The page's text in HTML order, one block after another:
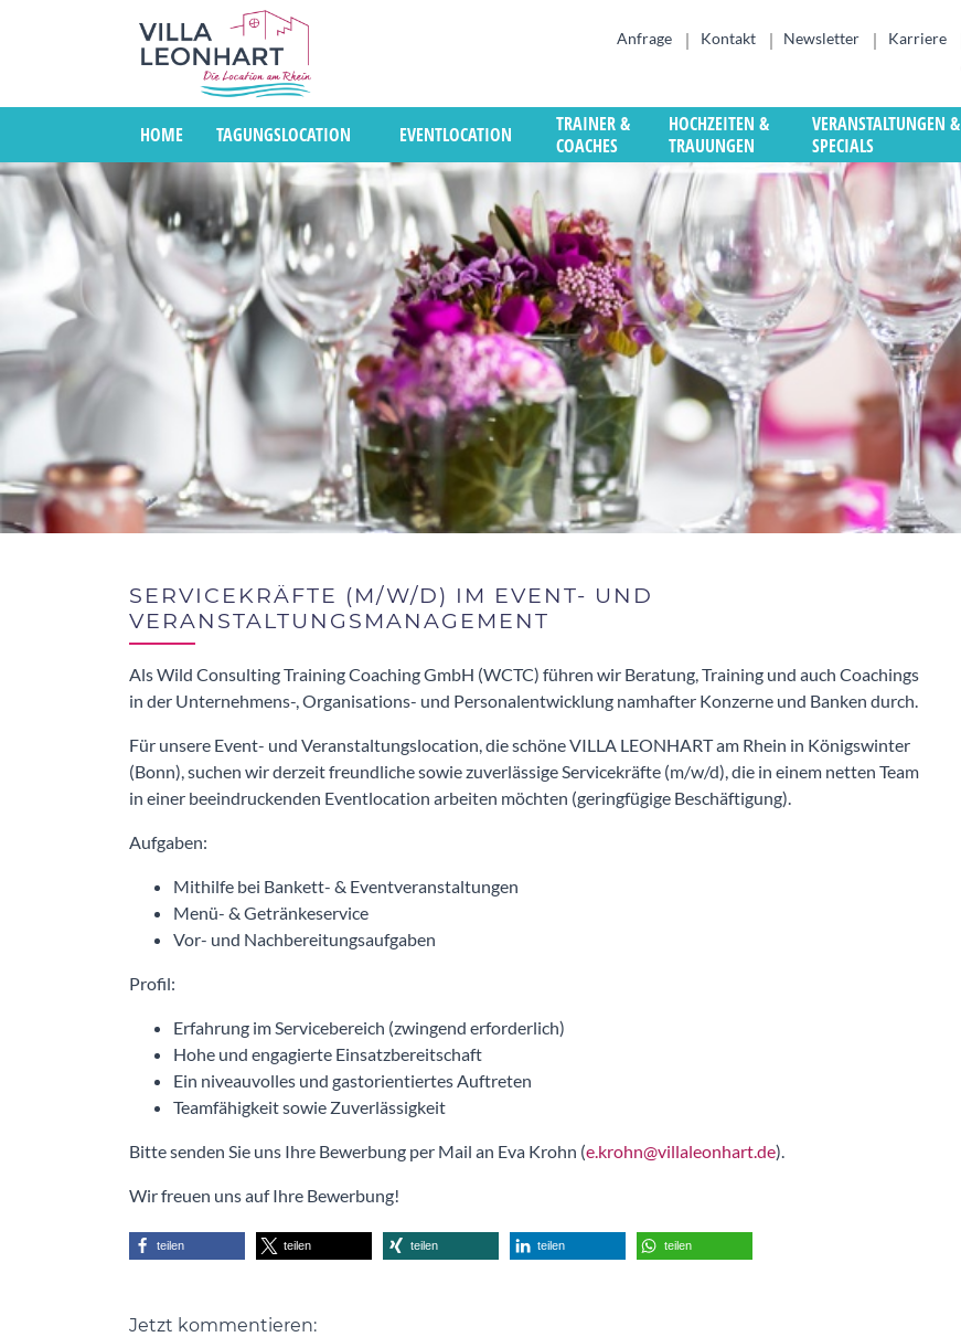
Anfrage Kontakt Newsletter Karriere
HOME TAGUNGSLOCATION EVENTLOCATION
TRAINER &
COACHES
HOCHZEITEN &
TRAUUNGEN
VERANSTALTUNGEN &
SPECIALS
SERVICEKRÄFTE (M/W/D) IM EVENT- UND
VERANSTALTUNGSMANAGEMENT
Als Wild Consulting Training Coaching GmbH (WCTC) führen wir Beratung, Training und auch Coachings
in der Unternehmens-, Organisations- und Personalentwicklung namhafter Konzerne und Banken durch.
Für unsere Event- und Veranstaltungslocation, die schöne VILLA LEONHART am Rhein in Königswinter
(Bonn), suchen wir derzeit freundliche sowie zuverlässige Servicekräfte (m/w/d), die in einem netten Team
in einer beeindruckenden Eventlocation arbeiten möchten (geringfügige Beschäftigung).
Aufgaben:
Mithilfe bei Bankett- & Eventveranstaltungen
Menü- & Getränkeservice
Vor- und Nachbereitungsaufgaben
Profil:
Erfahrung im Servicebereich (zwingend erforderlich)
Hohe und engagierte Einsatzbereitschaft
Ein niveauvolles und gastorientiertes Auftreten
Teamfähigkeit sowie Zuverlässigkeit
Bitte senden Sie uns Ihre Bewerbung per Mail an Eva Krohn (e.krohn@villaleonhart.de).
Wir freuen uns auf Ihre Bewerbung!
teilen teilen teilen teilen teilen
Jetzt kommentieren: